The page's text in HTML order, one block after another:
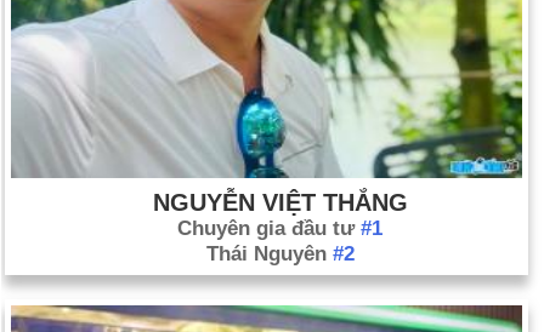
NGUYỄN VIỆT THẮNG
Chuyên gia đầu tư #1
Thái Nguyên #2